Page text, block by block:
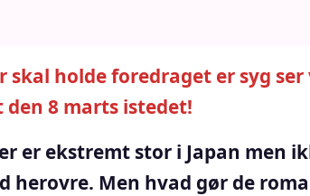
skal holde foredraget er syg
8 marts istedet!
er ekstremt stor i Japan men
herovre. Men hvad gør de